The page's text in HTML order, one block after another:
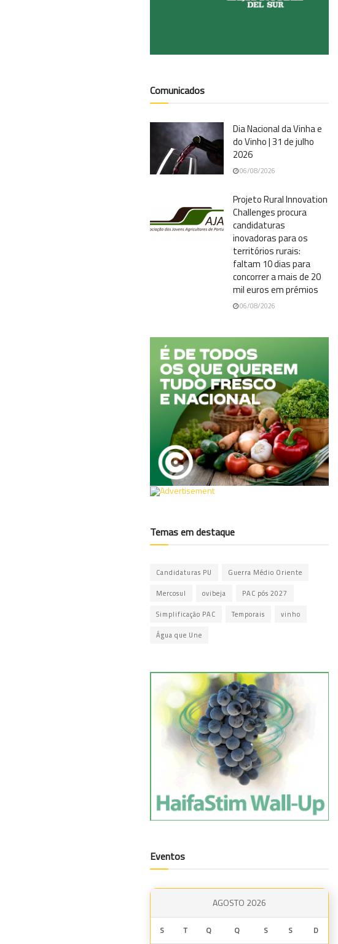
Comunicados
Dia Nacional da Vinha e
do Vinho | 31 de julho
2026
06/08/2026
Projeto Rural Innovation
Challenges procura
candidaturas
inovadoras para os
territórios rurais:
faltam 10 dias para
concorrer a mais de 20
mil euros em prémios
06/08/2026
Temas em destaque
Candidaturas PU Guerra Médio Oriente
Mercosul ovibeja PAC pós 2027
Simplificação PAC Temporais vinho
Água que Une
Eventos
AGOSTO 2026
S T Q Q S S D